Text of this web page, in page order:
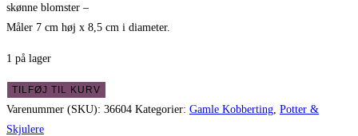
skønne blomster –
Måler 7 cm høj x 8,5 cm i diameter.
1 på lager
Lille
fransk
kobber
TILFØJ TIL KURV
Varenummer (SKU): 36604 Kategorier: Gamle Kobberting Potter &
Skjulere